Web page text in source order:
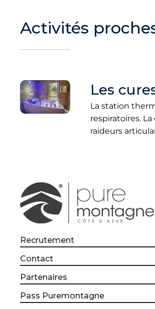
Activités
Les
La station
respiratoires.
raideurs
Recrutement
Contact
Partenaires
Pass Puremontagne